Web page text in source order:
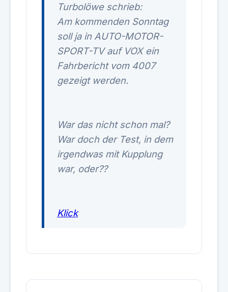
Turbolöwe schrieb:
Am kommenden Sonntag
soll ja in AUTO-MOTOR-
SPORT-TV auf VOX ein
Fahrbericht vom 4007
gezeigt werden.
War das nicht schon mal?
War doch der Test, in dem
irgendwas mit Kupplung
war, oder??
Klick